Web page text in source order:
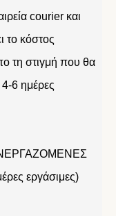
courier και
το κόστος
τη στιγμή που θα
6 ημέρες
εργάσιμες)